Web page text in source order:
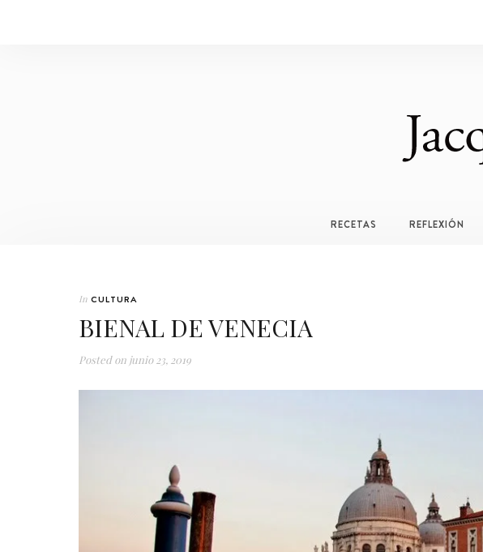
RECETAS REFLEXIÓN
In CULTURA
BIENAL DE VENECIA
Posted on junio 23, 2019